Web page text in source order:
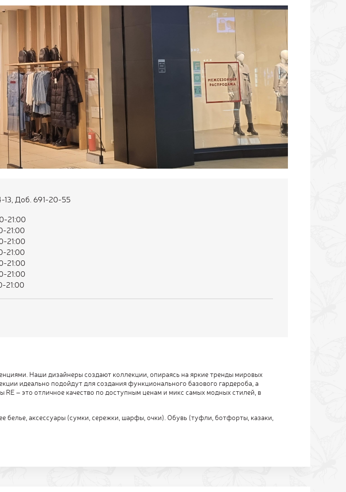
13, Доб. 691-20-55
21:00
21:00
21:00
21:00
21:00
21:00
21:00
Наши дизайнеры создают коллекции, опираясь на яркие тренды мировых
идеально подойдут для создания функционального базового гардероба, а
– это отличное качество по доступным ценам и микс самых модных стилей, в
аксессуары (сумки, сережки, шарфы, очки). Обувь (туфли, ботфорты, казаки,